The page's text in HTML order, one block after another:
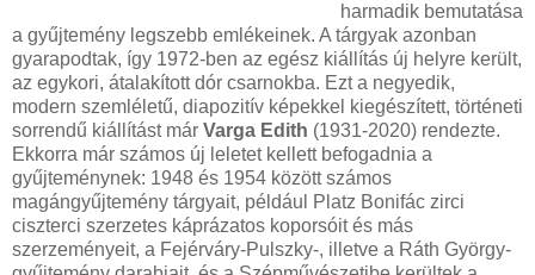
harmadik bemutatása
a gyűjtemény legszebb emlékeinek. A tárgyak azonban
gyarapodtak, így 1972-ben az egész kiállítás új helyre került,
az egykori, átalakított dór csarnokba. Ezt a negyedik,
modern szemléletű, diapozitív képekkel kiegészített, történeti
sorrendű kiállítást már Varga Edith (1931-2020) rendezte.
Ekkorra már számos új leletet kellett befogadnia a
gyűjteménynek: 1948 és 1954 között számos
magángyűjtemény tárgyait, például Platz Bonifác zirci
ciszterci szerzetes káprázatos koporsóit és más
szerzeményeit, a Fejérváry-Pulszky-, illetve a Ráth György-